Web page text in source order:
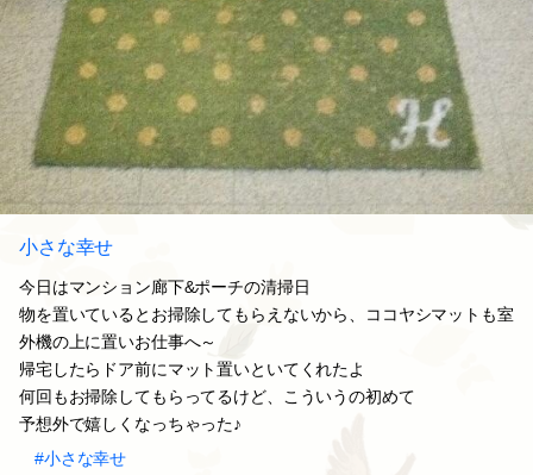
小さな幸せ
今日はマンション廊下&ポーチの清掃日
物を置いているとお掃除してもらえないから、ココヤシマットも室
外機の上に置いお仕事へ～
帰宅したらドア前にマット置いといてくれたよ
何回もお掃除してもらってるけど、こういうの初めて
予想外で嬉しくなっちゃった♪
#小さな幸せ